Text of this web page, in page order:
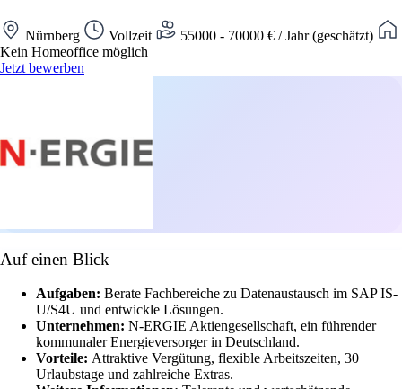
Nürnberg Vollzeit
55000 - 70000 € / Jahr (geschätzt)
Kein Homeoffice möglich
Jetzt bewerben
Auf einen Blick
Aufgaben: Berate Fachbereiche zu Datenaustausch im SAP IS-
U/S4U und entwickle Lösungen.
Unternehmen: N-ERGIE Aktiengesellschaft, ein führender
kommunaler Energieversorger in Deutschland.
Vorteile: Attraktive Vergütung, flexible Arbeitszeiten, 30
Urlaubstage und zahlreiche Extras.